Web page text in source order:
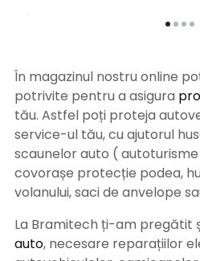
În magazinul nostru online
potrivite pentru a asigura
tău. Astfel poți proteja
service-ul tău, cu ajutorul
scaunelor auto (
covorașe protecție podea,
volanului, saci de anvelope
La Bramitech ți-am pregătit
auto, necesare reparațiilor